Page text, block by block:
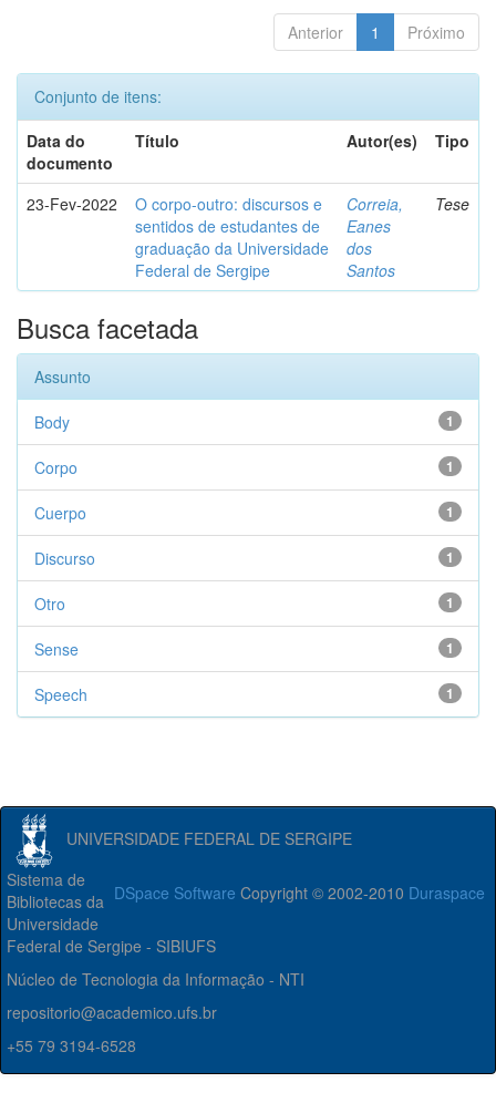
Anterior 1 Próximo
Conjunto de itens:
Data do
documento
Título Autor(es) Tipo
23-Fev-2022
O corpo-outro: discursos e
sentidos de estudantes de
graduação da Universidade
Federal de Sergipe
Correia,
Eanes
dos
Santos
Tese
Busca facetada
Assunto
1
Body
1
Corpo
1
Cuerpo
1
Discurso
1
Otro
1
Sense
1
Speech
UNIVERSIDADE FEDERAL DE SERGIPE
DSpace Software Copyright © 2002-2010 Duraspace
Sistema de
Bibliotecas da
Universidade
Federal de Sergipe - SIBIUFS
Núcleo de Tecnologia da Informação - NTI
repositorio@academico.ufs.br
+55 79 3194-6528